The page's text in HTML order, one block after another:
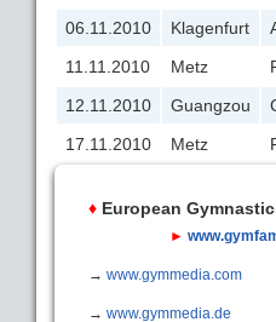
06.11.2010
Klagenfurt
11.11.2010
Metz
12.11.2010
Guangzou
17.11.2010
Metz
♦ European
►
→ www.gymmedia.com
→ www.gymmedia.de